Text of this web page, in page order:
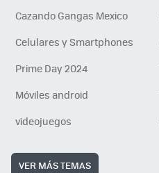
Cazando Gangas Mexico
Celulares y Smartphones
Prime Day 2024
Móviles android
videojuegos
VER MÁS TEMAS